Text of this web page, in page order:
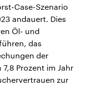
Case-Szenario
andauert. Dies
Öl- und
das
der
Prozent im Jahr
zur